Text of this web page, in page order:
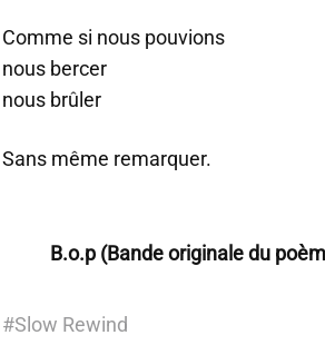
Comme si nous pouvions
nous bercer
nous brûler
Sans même remarquer.
B.o.p (Bande originale du
#Slow Rewind